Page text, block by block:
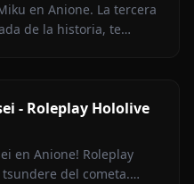
en Anione. La tercera
de la historia, te
- Roleplay Hololive
en Anione! Roleplay
del cometa.